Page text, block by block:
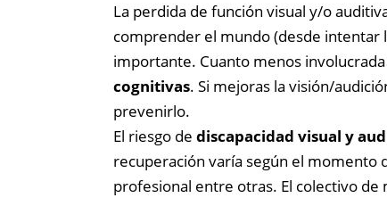
La perdida de función visual y/o
comprender el mundo (desde intentar
importante. Cuanto menos
cognitivas. Si mejoras la visión/
prevenirlo.
El riesgo de discapacidad visual y
recuperación varía según el momento
profesional entre otras. El colectivo de